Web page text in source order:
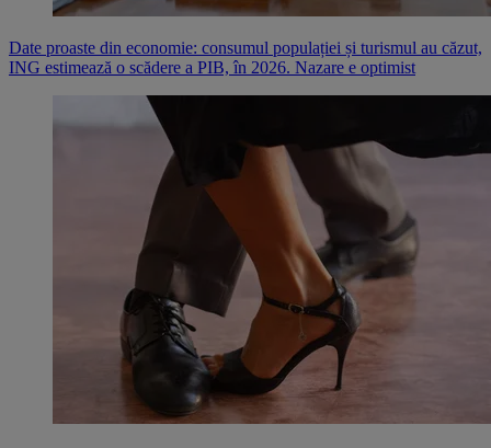
Date proaste din economie: consumul populației și turismul au căzut,
ING estimează o scădere a PIB, în 2026. Nazare e optimist